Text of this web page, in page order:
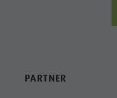
PARTNER